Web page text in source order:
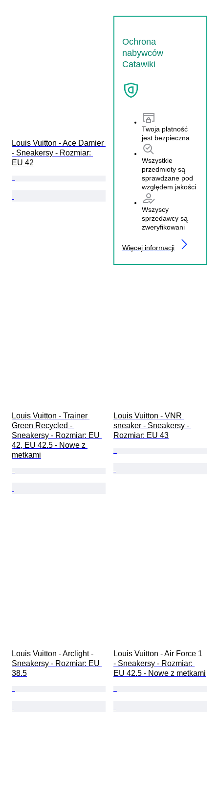
Ochrona
nabywców
Catawiki
Twoja płatność
jest bezpieczna
Wszystkie
przedmioty są
sprawdzane pod
względem jakości
Wszyscy
sprzedawcy są
zweryfikowani
Więcej informacji
Louis Vuitton - Ace Damier
- Sneakersy - Rozmiar:
EU 42
Louis Vuitton - Trainer
Green Recycled -
Sneakersy - Rozmiar: EU
42, EU 42.5 - Nowe z
metkami
Louis Vuitton - VNR
sneaker - Sneakersy -
Rozmiar: EU 43
Louis Vuitton - Arclight -
Sneakersy - Rozmiar: EU
38.5
Louis Vuitton - Air Force 1
- Sneakersy - Rozmiar:
EU 42.5 - Nowe z metkami